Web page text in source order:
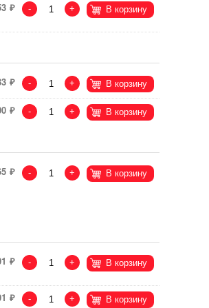
- + В корзину
- + В корзину
- + В корзину
- + В корзину
- + В корзину
- + В корзину